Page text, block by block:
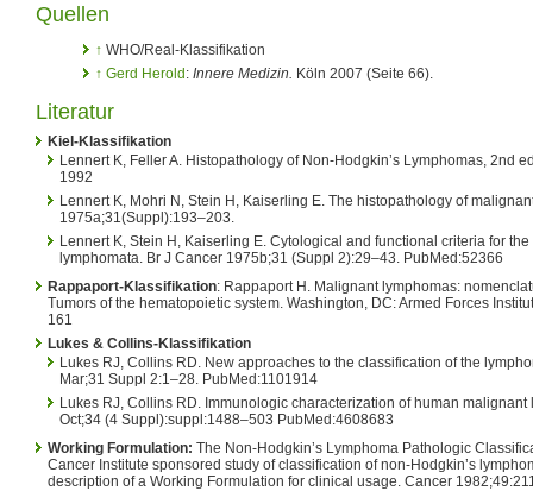
Quellen
↑ WHO/Real-Klassifikation
↑ Gerd Herold : Innere Medizin. Köln 2007 (Seite 66).
Literatur
Kiel-Klassifikation
Lennert K, Feller A. Histopathology of Non-Hodgkin’s Lymphomas, 2nd
1992
Lennert K, Mohri N, Stein H, Kaiserling E. The histopathology of
1975a;31(Suppl):193–203.
Lennert K, Stein H, Kaiserling E. Cytological and functional criteria for
lymphomata. Br J Cancer 1975b;31 (Suppl 2):29–43. PubMed:52366
Rappaport-Klassifikation: Rappaport H. Malignant lymphomas:
Tumors of the hematopoietic system. Washington, DC: Armed Forces
161
Lukes & Collins-Klassifikation
Lukes RJ, Collins RD. New approaches to the classification of the
Mar;31 Suppl 2:1–28. PubMed:1101914
Lukes RJ, Collins RD. Immunologic characterization of human malignant
Oct;34 (4 Suppl):suppl:1488–503 PubMed:4608683
Working Formulation: The Non-Hodgkin’s Lymphoma Pathologic
Cancer Institute sponsored study of classification of non-Hodgkin’s
description of a Working Formulation for clinical usage. Cancer